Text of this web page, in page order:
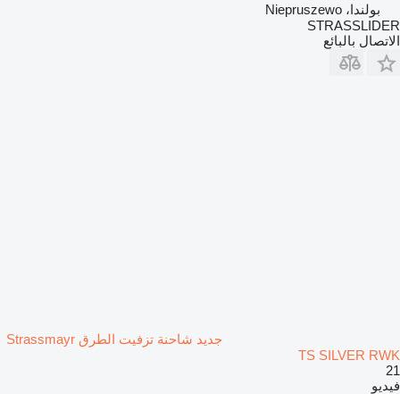
بولندا، Niepruszewo
STRASSLIDER
الاتصال بالبائع
جديد شاحنة تزفيت الطرق Strassmayr
TS SILVER RWK
21
فيديو